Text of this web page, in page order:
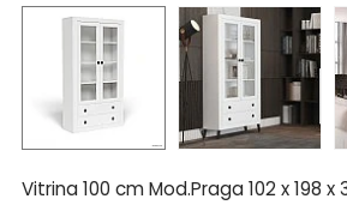
Vitrina 100 cm Mod.Praga 102 x 198 x